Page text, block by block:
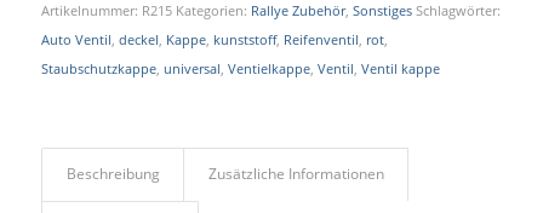
Artikelnummer: R215 Kategorien: Rallye Zubehör, Sonstiges Schlagwörter:
Auto Ventil, deckel, Kappe, kunststoff, Reifenventil, rot,
Staubschutzkappe, universal, Ventielkappe, Ventil, Ventil kappe
Beschreibung Zusätzliche Informationen